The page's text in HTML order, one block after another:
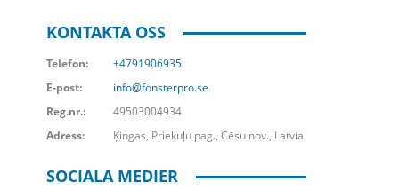
KONTAKTA OSS
Telefon:
+4791906935
E-post:
info@fonsterpro.se
Reg.nr.:
49503004934
Adress:
Ķingas, Priekuļu pag., Cēsu nov., Latvia
SOCIALA MEDIER